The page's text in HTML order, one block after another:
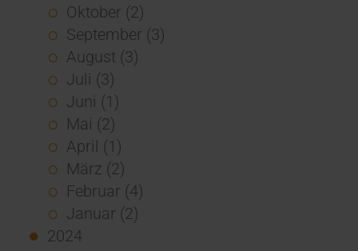
Oktober (2)
September (3)
August (3)
Juli (3)
Juni (1)
Mai (2)
April (1)
März (2)
Februar (4)
Januar (2)
2024